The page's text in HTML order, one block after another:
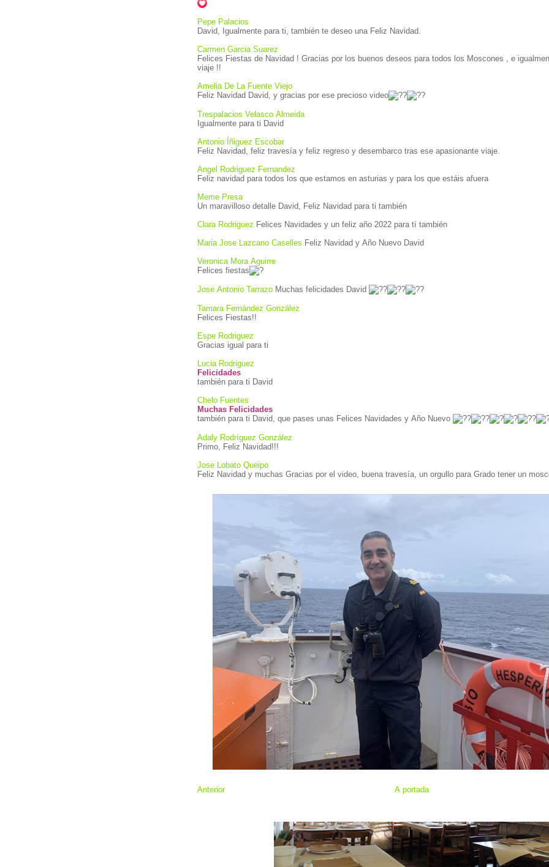
Pepe Palacios
David, Igualmente para ti, también te deseo una Feliz Navidad.
Carmen Garcia Suarez
Felices Fiestas de Navidad ! Gracias por los buenos deseos para todos los Moscones , e
viaje !!
Amelia De La Fuente Viejo
Feliz Navidad David, y gracias por ese precioso video
Trespalacios Velasco Almeida
Igualmente para ti David
Antonio Íñiguez Escobar
Feliz Navidad, feliz travesía y feliz regreso y desembarco tras ese apasionante viaje.
Angel Rodriguez Fernandez
Feliz navidad para todos los que estamos en asturias y para los que estáis afuera
Meme Presa
Un maravilloso detalle David, Feliz Navidad para ti también
Clara Rodriguez Felices Navidades y un feliz año 2022 para tí también
Maria Jose Lazcano Caselles
Feliz Navidad y Año Nuevo David
Veronica Mora Aguirre
Felices fiestas
Jose Antonio Tarrazo Muchas felicidades David
Tamara Fernández González
Felices Fiestas!!
Espe Rodriguez
Gracias igual para ti
Lucia Rodriguez
Felicidades
también para ti David
Chelo Fuentes
Muchas Felicidades
también para ti David, que pases unas Felices Navidades y Año Nuevo
Adaly Rodríguez González
Primo, Feliz Navidad!!!
Jose Lobato Queipo
Feliz Navidad y muchas Gracias por el video, buena travesía, un orgullo para Grado tener un
Anterior A portada